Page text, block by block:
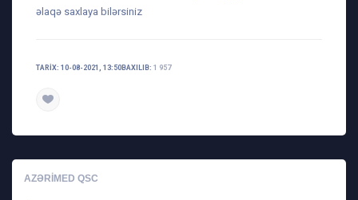
əlaqə saxlaya bilərsiniz
TARIX: 10-08-2021, 13:50 BAXILIB: 1 957
AZƏRIMED QSC